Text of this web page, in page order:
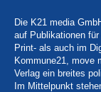
Die K21 media
auf Publikationen
Print- als auch im
Kommune21, move
Verlag ein breites
Im Mittelpunkt